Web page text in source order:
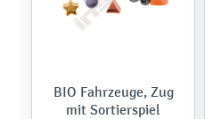
BIO Fahrzeuge, Zug
mit Sortierspiel